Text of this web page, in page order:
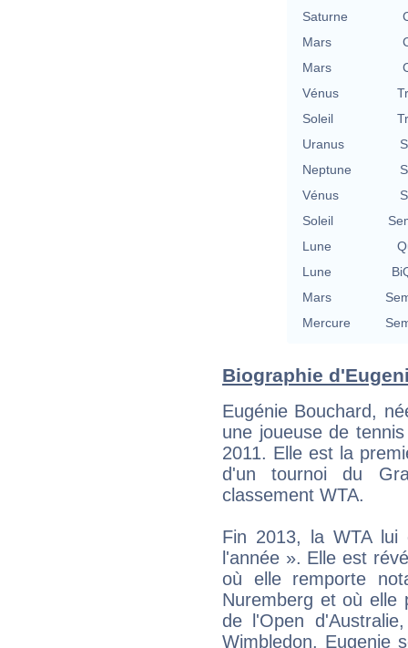
Saturne
Mars
Mars
Vénus
Soleil
Uranus
Neptune
Vénus
Soleil
Lune
Lune
Mars
Mercure
Biographie
Eugénie Bouchard,
une joueuse de
2011. Elle est la
d'un tournoi du
classement WTA.
Fin 2013, la WTA
l'année ». Elle est
où elle remporte
Nuremberg et où elle
de l'Open
Wimbledon. Eugenie